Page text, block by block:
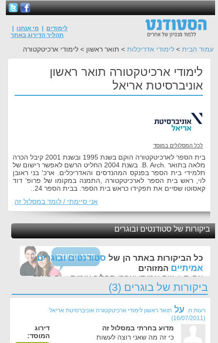
לימודים מי אנחנו
תהליך הדירוג באתר
עמוד הבית > לימודי אדריכלות > תואר ראשון > לימודי ארכיטקטורה
לימודי ארכיטקטורה תואר ראשון
אוניברסיטת אריאל
לכל המסלולים במוסד
בית הספר לארכיטקטורה הוקם בשנת 1995 ובשנת 2001 קיבל הכרה
מלאה בתואר .B. Arch. בשנת 2004 החליט הרשם לאפשר רישום של
תלמידי בית הספר בפנקס המהנדסים והאדריכלים. ארכ' בני ראובן
לוי, ראש בית הספר לארכיטקטורה ,התמנה במקומו של פרופ' דוד
קאסוטו שסיים את תפקידו כראש בית הספר. בבית הספר 24..
אני סיימתי / לומד במסלול זה
ביקורות של סטודנטים ובוגרים
כל הביקורות באתר הן של סטודנטים ובוגרים
אמיתיים המזוהים
עם ת.ז, שם אמיתי ועברו תהליך אימות - זה הערך
החשוב לנו ביותר באתר
ביקורות של בוגרים (3)
רעות ח. על תואר ראשון לימודי ארכיטקטורה אוניברסיטת אריאל
(16/07/2011)
מדוע בחרתי במסלול זה
כי זה מה שאני רוצה לעשות
דירוג
המוסד: